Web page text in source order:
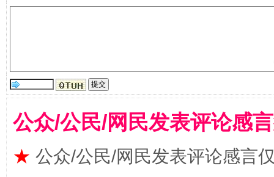
公众/公民/网民发表评论感
★ 公众/公民/网民发表评论感言